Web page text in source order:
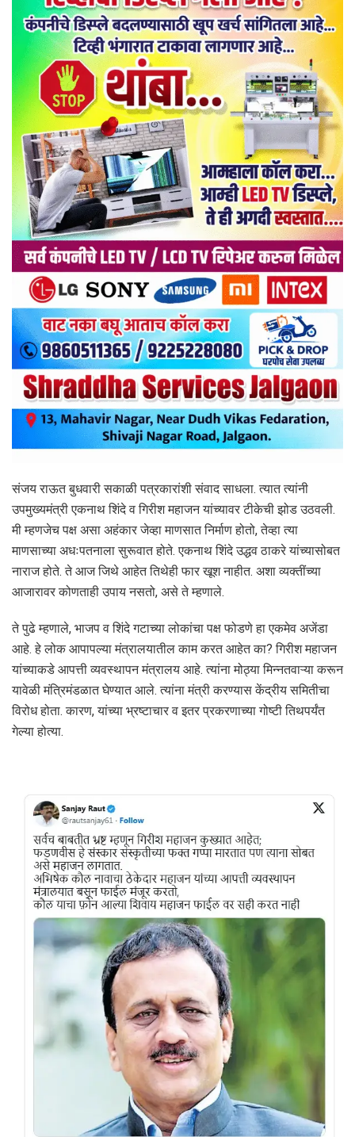
संजय राऊत बुधवारी सकाळी पत्रकारांशी संवाद साधला. त्यात त्यांनी
उपमुख्यमंत्री एकनाथ शिंदे व गिरीश महाजन यांच्यावर टीकेची झोड उठवली.
मी म्हणजेच पक्ष असा अहंकार जेव्हा माणसात निर्माण होतो, तेव्हा त्या
माणसाच्या अधःपतनाला सुरूवात होते. एकनाथ शिंदे उद्धव ठाकरे यांच्यासोबत
नाराज होते. ते आज जिथे आहेत तिथेही फार खूश नाहीत. अशा व्यक्तींच्या
आजारावर कोणताही उपाय नसतो, असे ते म्हणाले.
ते पुढे म्हणाले, भाजप व शिंदे गटाच्या लोकांचा पक्ष फोडणे हा एकमेव अजेंडा
आहे. हे लोक आपापल्या मंत्रालयातील काम करत आहेत का? गिरीश महाजन
यांच्याकडे आपत्ती व्यवस्थापन मंत्रालय आहे. त्यांना मोठ्या मिन्नतवाऱ्या करून
यावेळी मंत्रिमंडळात घेण्यात आले. त्यांना मंत्री करण्यास केंद्रीय समितीचा
विरोध होता. कारण, यांच्या भ्रष्टाचार व इतर प्रकरणाच्या गोष्टी तिथपर्यंत
गेल्या होत्या.